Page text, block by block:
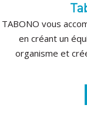
TABONO vous
en créant un
organisme et